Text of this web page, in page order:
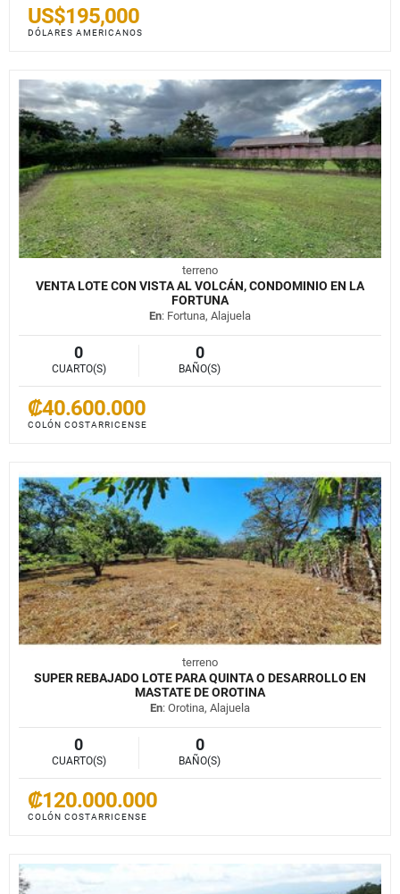
US$195,000
DÓLARES AMERICANOS
terreno
VENTA LOTE CON VISTA AL VOLCÁN, CONDOMINIO EN LA
FORTUNA
En: Fortuna, Alajuela
0
CUARTO(S)
0
BAÑO(S)
₡40.600.000
COLÓN COSTARRICENSE
terreno
SUPER REBAJADO LOTE PARA QUINTA O DESARROLLO EN
MASTATE DE OROTINA
En: Orotina, Alajuela
0
CUARTO(S)
0
BAÑO(S)
₡120.000.000
COLÓN COSTARRICENSE